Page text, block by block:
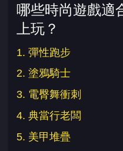
哪些時尚遊戲適
上玩？
1. 彈性跑步
2. 塗鴉騎士
3. 電臀舞衝刺
4. 典當行老闆
5. 美甲堆疊